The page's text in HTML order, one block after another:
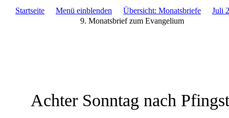
Startseite Menü einblenden Übersicht: Monatsbriefe
Juli
9. Monatsbrief zum Evangelium
Achter Sonntag nach